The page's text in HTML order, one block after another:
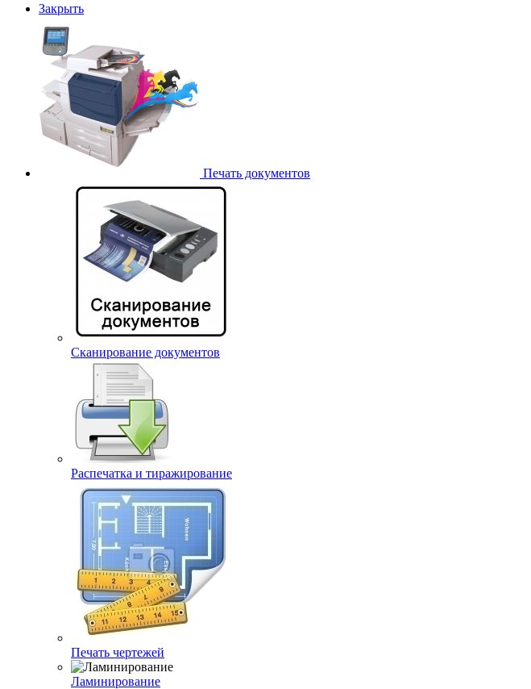
Закрыть
Печать документов
Сканирование документов
Распечатка и тиражирование
Печать чертежей
Ламинирование